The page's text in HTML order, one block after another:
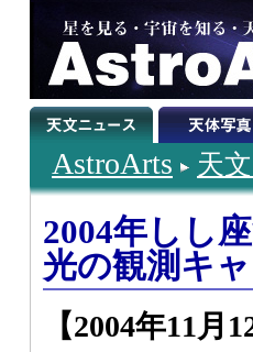
AstroArts 天
2004年しし
光の観測キ
【2004年11